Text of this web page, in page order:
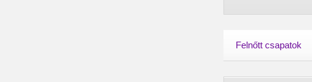
Felnőtt csapatok